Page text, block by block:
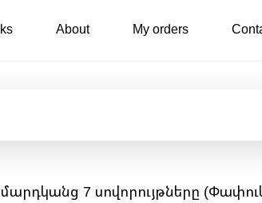
About My orders
7 սովորույթները